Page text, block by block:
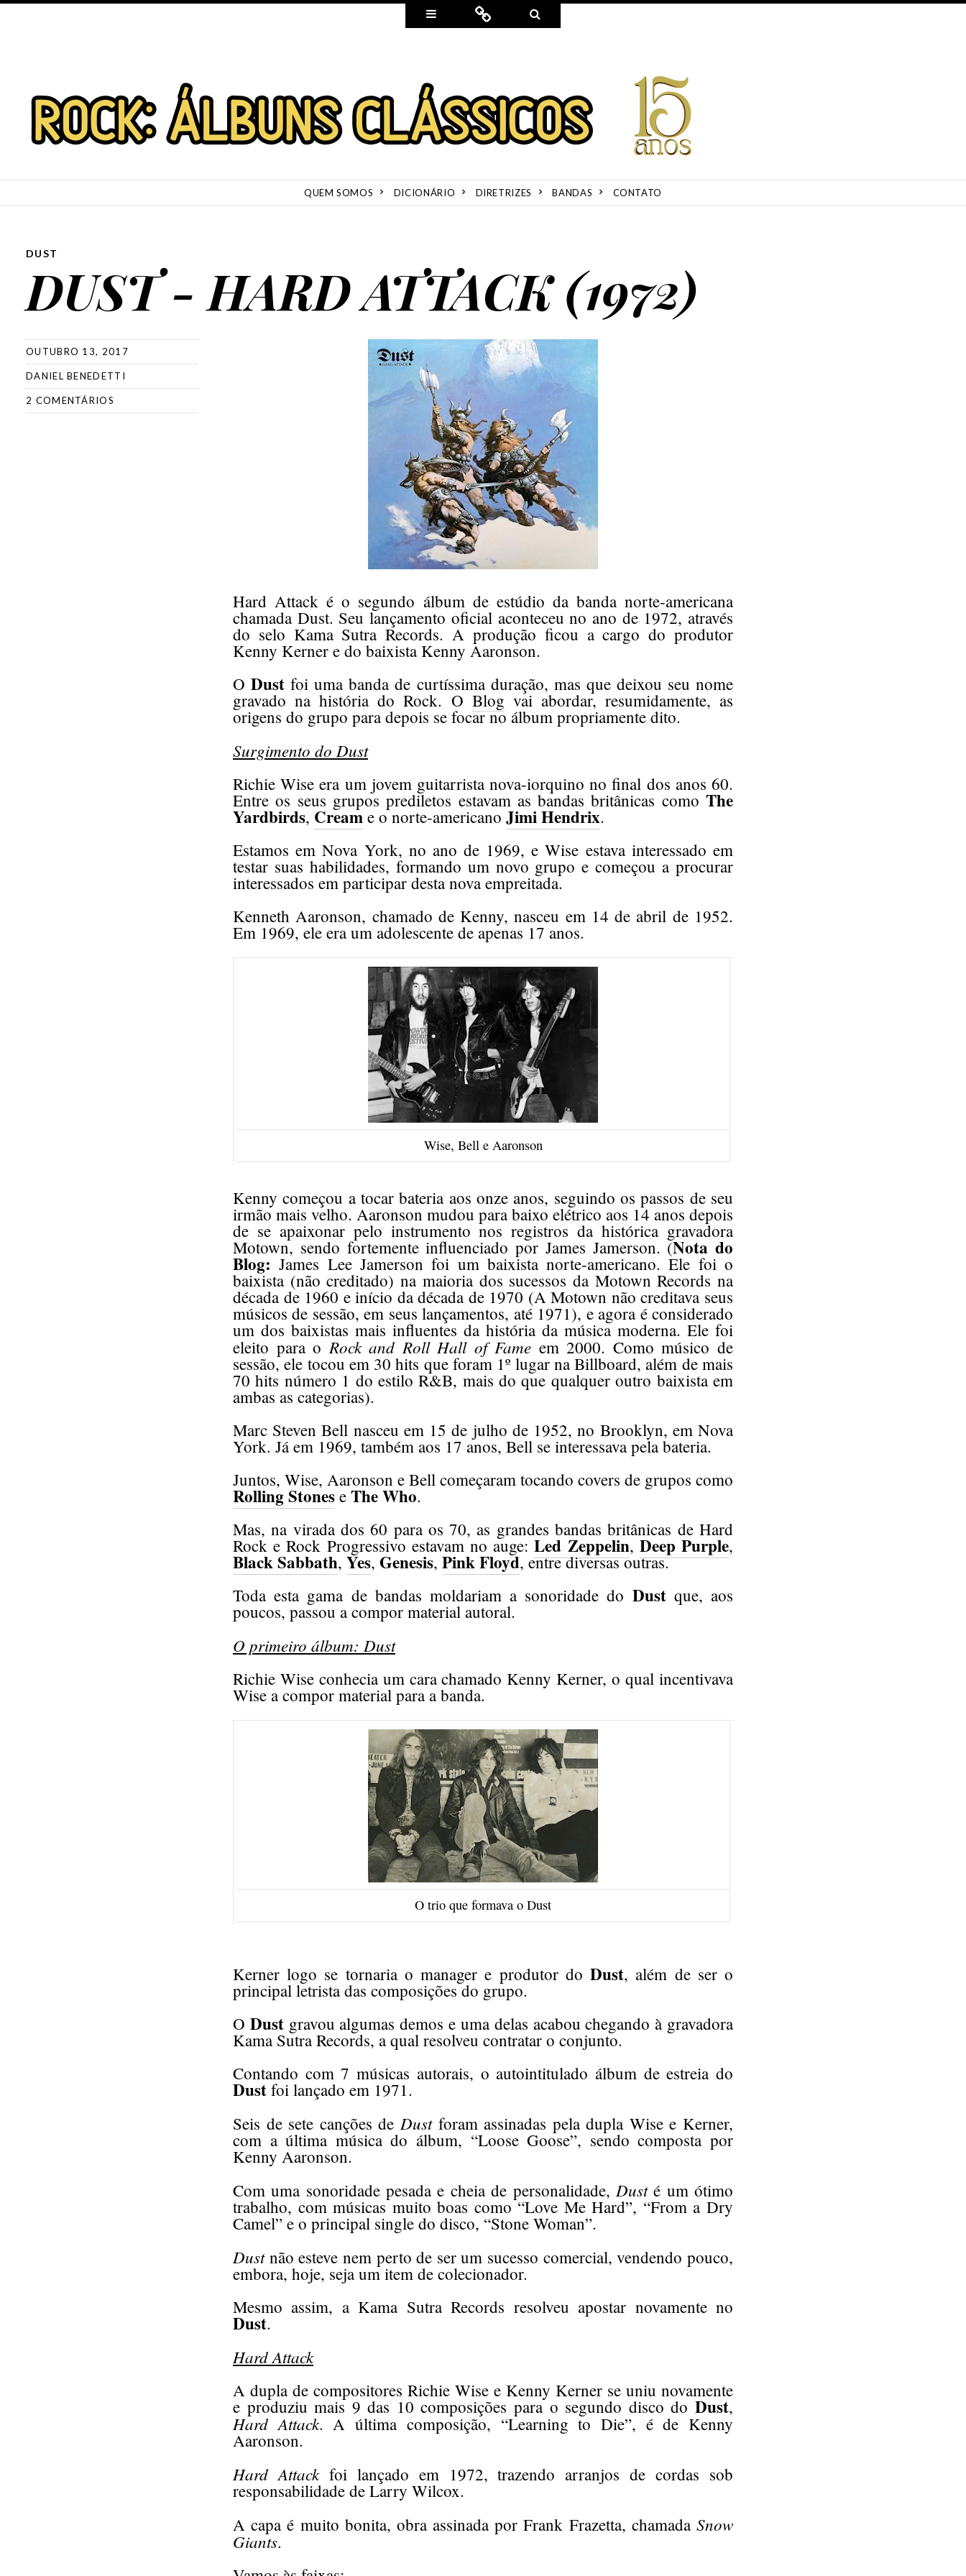
Widgets ConnectSearch
QUEM SOMOS DICIONÁRIO DIRETRIZES BANDAS CONTATO
DUST
DUST - HARD ATTACK (1972)
OUTUBRO 13, 2017
DANIEL BENEDETTI
2 COMENTÁRIOS
Hard Attack é o segundo álbum de estúdio da banda norte-americana
chamada Dust. Seu lançamento oficial aconteceu no ano de 1972, através
do selo Kama Sutra Records. A produção ficou a cargo do produtor
Kenny Kerner e do baixista Kenny Aaronson.
ODust foi uma banda de curtíssima duração, mas que deixou seu nome
gravado na história do Rock. O Blog vai abordar, resumidamente, as
origens do grupo para depois se focar no álbum propriamente dito.
Surgimento do Dust
Richie Wise era um jovem guitarrista nova-iorquino no final dos anos 60.
Entre os seus grupos prediletos estavam as bandas britânicas como The
Yardbirds, Cream e o norte-americano Jimi Hendrix.
Estamos em Nova York, no ano de 1969, e Wise estava interessado em
testar suas habilidades, formando um novo grupo e começou a procurar
interessados em participar desta nova empreitada.
Kenneth Aaronson, chamado de Kenny, nasceu em 14 de abril de 1952.
Em 1969, ele era um adolescente de apenas 17 anos.
Wise, Bell e Aaronson
Kenny começou a tocar bateria aos onze anos, seguindo os passos de seu
irmão mais velho. Aaronson mudou para baixo elétrico aos 14 anos depois
de se apaixonar pelo instrumento nos registros da histórica gravadora
Motown, sendo fortemente influenciado por James Jamerson. (Nota do
Blog: James Lee Jamerson foi um baixista norte-americano. Ele foi o
baixista (não creditado) na maioria dos sucessos da Motown Records na
década de 1960 e início da década de 1970 (A Motown não creditava seus
músicos de sessão, em seus lançamentos, até 1971), e agora é considerado
um dos baixistas mais influentes da história da música moderna. Ele foi
eleito para oRock and Roll Hall of Fame em 2000. Como músico de
sessão, ele tocou em 30 hits que foram 1º lugar na Billboard, além de mais
70 hits número 1 do estilo R&B, mais do que qualquer outro baixista em
ambas as categorias).
Marc Steven Bell nasceu em 15 de julho de 1952, no Brooklyn, em Nova
York. Já em 1969, também aos 17 anos, Bell se interessava pela bateria.
Juntos, Wise, Aaronson e Bell começaram tocando covers de grupos como
Rolling Stones e The Who.
Mas, na virada dos 60 para os 70, as grandes bandas britânicas de Hard
Rock e Rock Progressivo estavam no auge:Led Zeppelin, Deep Purple,
Black Sabbath, Yes, Genesis, Pink Floyd, entre diversas outras.
Toda esta gama de bandas moldariam a sonoridade do Dustque, aos
poucos, passou a compor material autoral.
O primeiro álbum: Dust
Richie Wise conhecia um cara chamado Kenny Kerner, o qual incentivava
Wise a compor material para a banda.
O trio que formava o Dust
Kerner logo se tornaria o manager e produtor doDust, além de ser o
principal letrista das composições do grupo.
O Dustgravou algumas demos e uma delas acabou chegando à gravadora
Kama Sutra Records, a qual resolveu contratar o conjunto.
Contando com 7 músicas autorais, o autointitulado álbum de estreia do
Dust foi lançado em 1971.
Seis de sete canções de Dustforam assinadas pela dupla Wise e Kerner,
com a última música do álbum, “Loose Goose”, sendo composta por
Kenny Aaronson.
Com uma sonoridade pesada e cheia de personalidade, Dusté um ótimo
trabalho, com músicas muito boas como “Love Me Hard”, “From a Dry
Camel” e o principal single do disco, “Stone Woman”.
Dustnão esteve nem perto de ser um sucesso comercial, vendendo pouco,
embora, hoje, seja um item de colecionador.
Mesmo assim, a Kama Sutra Records resolveu apostar novamente no
Dust.
Hard Attack
A dupla de compositores Richie Wise e Kenny Kerner se uniu novamente
e produziu mais 9 das 10 composições para o segundo disco do Dust,
Hard Attack. A última composição, “Learning to Die”, é de Kenny
Aaronson.
Hard Attackfoi lançado em 1972, trazendo arranjos de cordas sob
responsabilidade de Larry Wilcox.
A capa é muito bonita, obra assinada por Frank Frazetta, chamada Snow
Giants.